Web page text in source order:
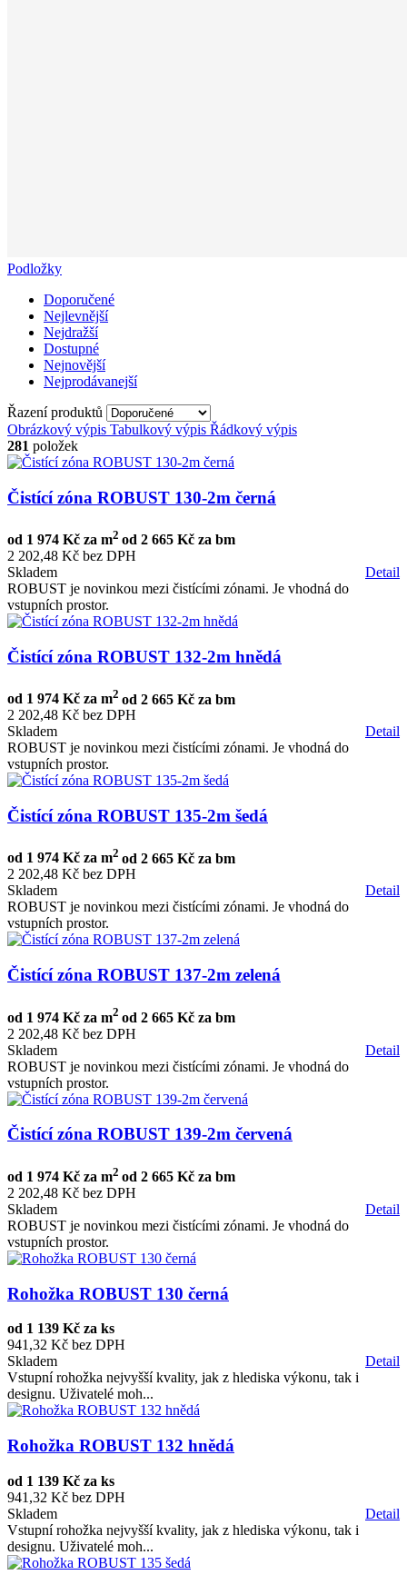
Podložky
Doporučené
Nejlevnější
Nejdražší
Dostupné
Nejnovější
Nejprodávanejší
Řazení produktů
Obrázkový výpis Tabulkový výpis Řádkový výpis
281 položek
Čistící zóna ROBUST 130-2m černá
od 1 974 Kč za m2 od 2 665 Kč za bm
2 202,48 Kč bez DPH
Detail
Skladem
ROBUST je novinkou mezi čistícími zónami. Je vhodná do
vstupních prostor.
Čistící zóna ROBUST 132-2m hnědá
od 1 974 Kč za m2 od 2 665 Kč za bm
2 202,48 Kč bez DPH
Detail
Skladem
ROBUST je novinkou mezi čistícími zónami. Je vhodná do
vstupních prostor.
Čistící zóna ROBUST 135-2m šedá
od 1 974 Kč za m2 od 2 665 Kč za bm
2 202,48 Kč bez DPH
Detail
Skladem
ROBUST je novinkou mezi čistícími zónami. Je vhodná do
vstupních prostor.
Čistící zóna ROBUST 137-2m zelená
od 1 974 Kč za m2 od 2 665 Kč za bm
2 202,48 Kč bez DPH
Detail
Skladem
ROBUST je novinkou mezi čistícími zónami. Je vhodná do
vstupních prostor.
Čistící zóna ROBUST 139-2m červená
od 1 974 Kč za m2 od 2 665 Kč za bm
2 202,48 Kč bez DPH
Detail
Skladem
ROBUST je novinkou mezi čistícími zónami. Je vhodná do
vstupních prostor.
Rohožka ROBUST 130 černá
od 1 139 Kč za ks
941,32 Kč bez DPH
Detail
Skladem
Vstupní rohožka nejvyšší kvality, jak z hlediska výkonu, tak i
designu. Uživatelé moh...
Rohožka ROBUST 132 hnědá
od 1 139 Kč za ks
941,32 Kč bez DPH
Detail
Skladem
Vstupní rohožka nejvyšší kvality, jak z hlediska výkonu, tak i
designu. Uživatelé moh...